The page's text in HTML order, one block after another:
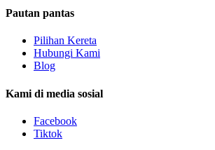
Pautan pantas
Pilihan Kereta
Hubungi Kami
Blog
Kami di media sosial
Facebook
Tiktok